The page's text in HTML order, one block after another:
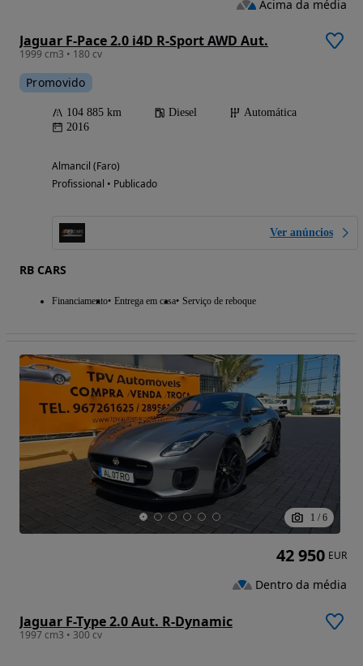
Jaguar F-Pace 2.0 i4D R-Sport AWD Aut.
1999 cm3 • 180 cv
Promovido
104 885 km Diesel
Automática
2016
Almancil (Faro)
Profissional • Publicado
Ver anúncios
RB CARS
Financiamento Entrega em casa Serviço de reboque
Acima da média
1 / 6
Jaguar F-Type 2.0 Aut. R-Dynamic
1997 cm3 • 300 cv
42 950 EUR
Dentro da média